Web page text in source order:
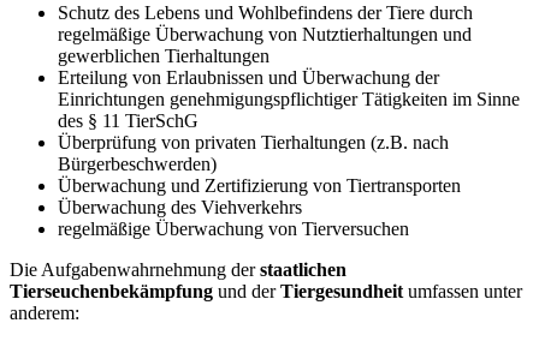
Schutz des Lebens und Wohlbefindens der Tiere durch
regelmäßige Überwachung von Nutztierhaltungen und
gewerblichen Tierhaltungen
Erteilung von Erlaubnissen und Überwachung der
Einrichtungen genehmigungspflichtiger Tätigkeiten im Sinne
des § 11 TierSchG
Überprüfung von privaten Tierhaltungen (z.B. nach
Bürgerbeschwerden)
Überwachung und Zertifizierung von Tiertransporten
Überwachung des Viehverkehrs
regelmäßige Überwachung von Tierversuchen
Die Aufgabenwahrnehmung derstaatlichen
Tierseuchenbekämpfung und derTiergesundheit umfassen unter
anderem: